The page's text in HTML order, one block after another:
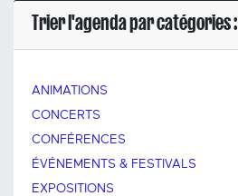
Trier l'agenda par catégories :
ANIMATIONS
CONCERTS
CONFÉRENCES
ÉVÉNEMENTS & FESTIVALS
EXPOSITIONS